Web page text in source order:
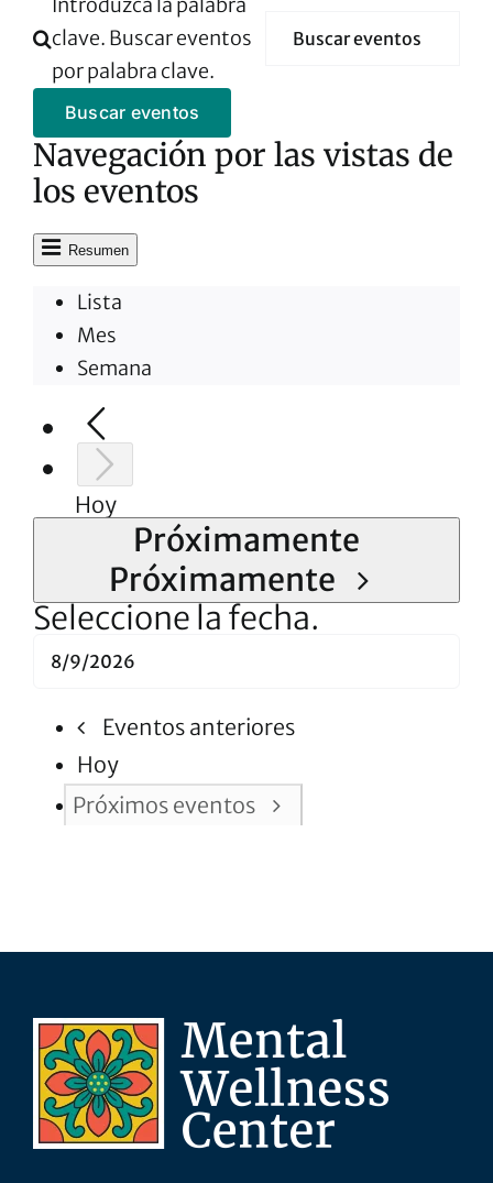
Introduzca la palabra
clave. Buscar eventos
por palabra clave.
Buscar eventos
Navegación por las vistas de
los eventos
Resumen
Lista
Mes
Semana
Hoy
Próximamente
Próximamente
Seleccione la fecha.
Eventosanteriores
Hoy
Próximos eventos